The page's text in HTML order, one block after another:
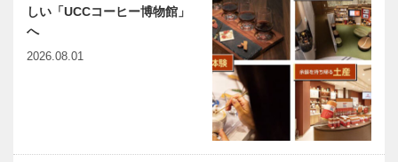
しい「UCCコーヒー博物館」
へ
2026.08.01